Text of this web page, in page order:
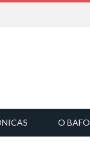
O BAFO